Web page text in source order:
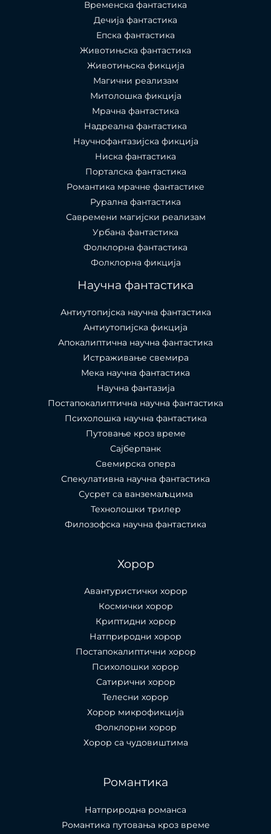
Временска фантастика
Дечија фантастика
Епска фантастика
Животињска фантастика
Животињска фикција
Магични реализам
Митолошка фикција
Мрачна фантастика
Надреална фантастика
Научнофантазијска фикција
Ниска фантастика
Порталска фантастика​
Романтика мрачне фантастике
Рурална фантастика
Савремени магијски реализам
Урбана фантастика
Фолклорна фантастика
Фолклорна фикција
Научна фантастика
Антиутопијска научна фантастика
Антиутопијска фикција
Апокалиптична научна фантастика
Истраживање свемира
Мека научна фантастика
Научна фантазија
Постапокалиптична научна фантастика
Психолошка научна фантастика
Путовање кроз време
Сајберпанк
Свемирска опера
Спекулативна научна фантастика
Сусрет са ванземаљцима
Технолошки трилер
Филозофска научна фантастика
Хорор
Авантуристички хорор
Космички хорор
Криптидни хорор
Натприродни хорор
Постапокалиптични хорор
Психолошки хорор
Сатирични хорор
Телесни хорор
Хорор микрофикција
Фолклорни хорор
Хорор са чудовиштима
Романтика
Натприродна романса
Романтика путовања кроз време